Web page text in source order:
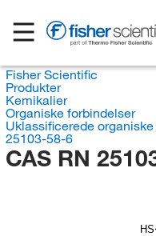
Fisher Scientific
Produkter
Kemikalier
Organiske forbindelser
Uklassificerede
25103-58-6
CAS RN
HS